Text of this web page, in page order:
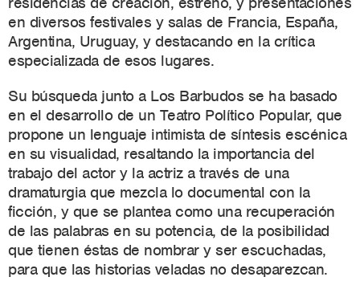
en diversos festivales y salas de Francia, España,
Argentina, Uruguay, y destacando en la crítica
especializada de esos lugares.
Su búsqueda junto a Los Barbudos se ha basado
en el desarrollo de un Teatro Político Popular, que
propone un lenguaje intimista de síntesis escénica
en su visualidad, resaltando la importancia del
trabajo del actor y la actriz a través de una
dramaturgia que mezcla lo documental con la
ficción, y que se plantea como una recuperación
de las palabras en su potencia, de la posibilidad
que tienen éstas de nombrar y ser escuchadas,
para que las historias veladas no desaparezcan.